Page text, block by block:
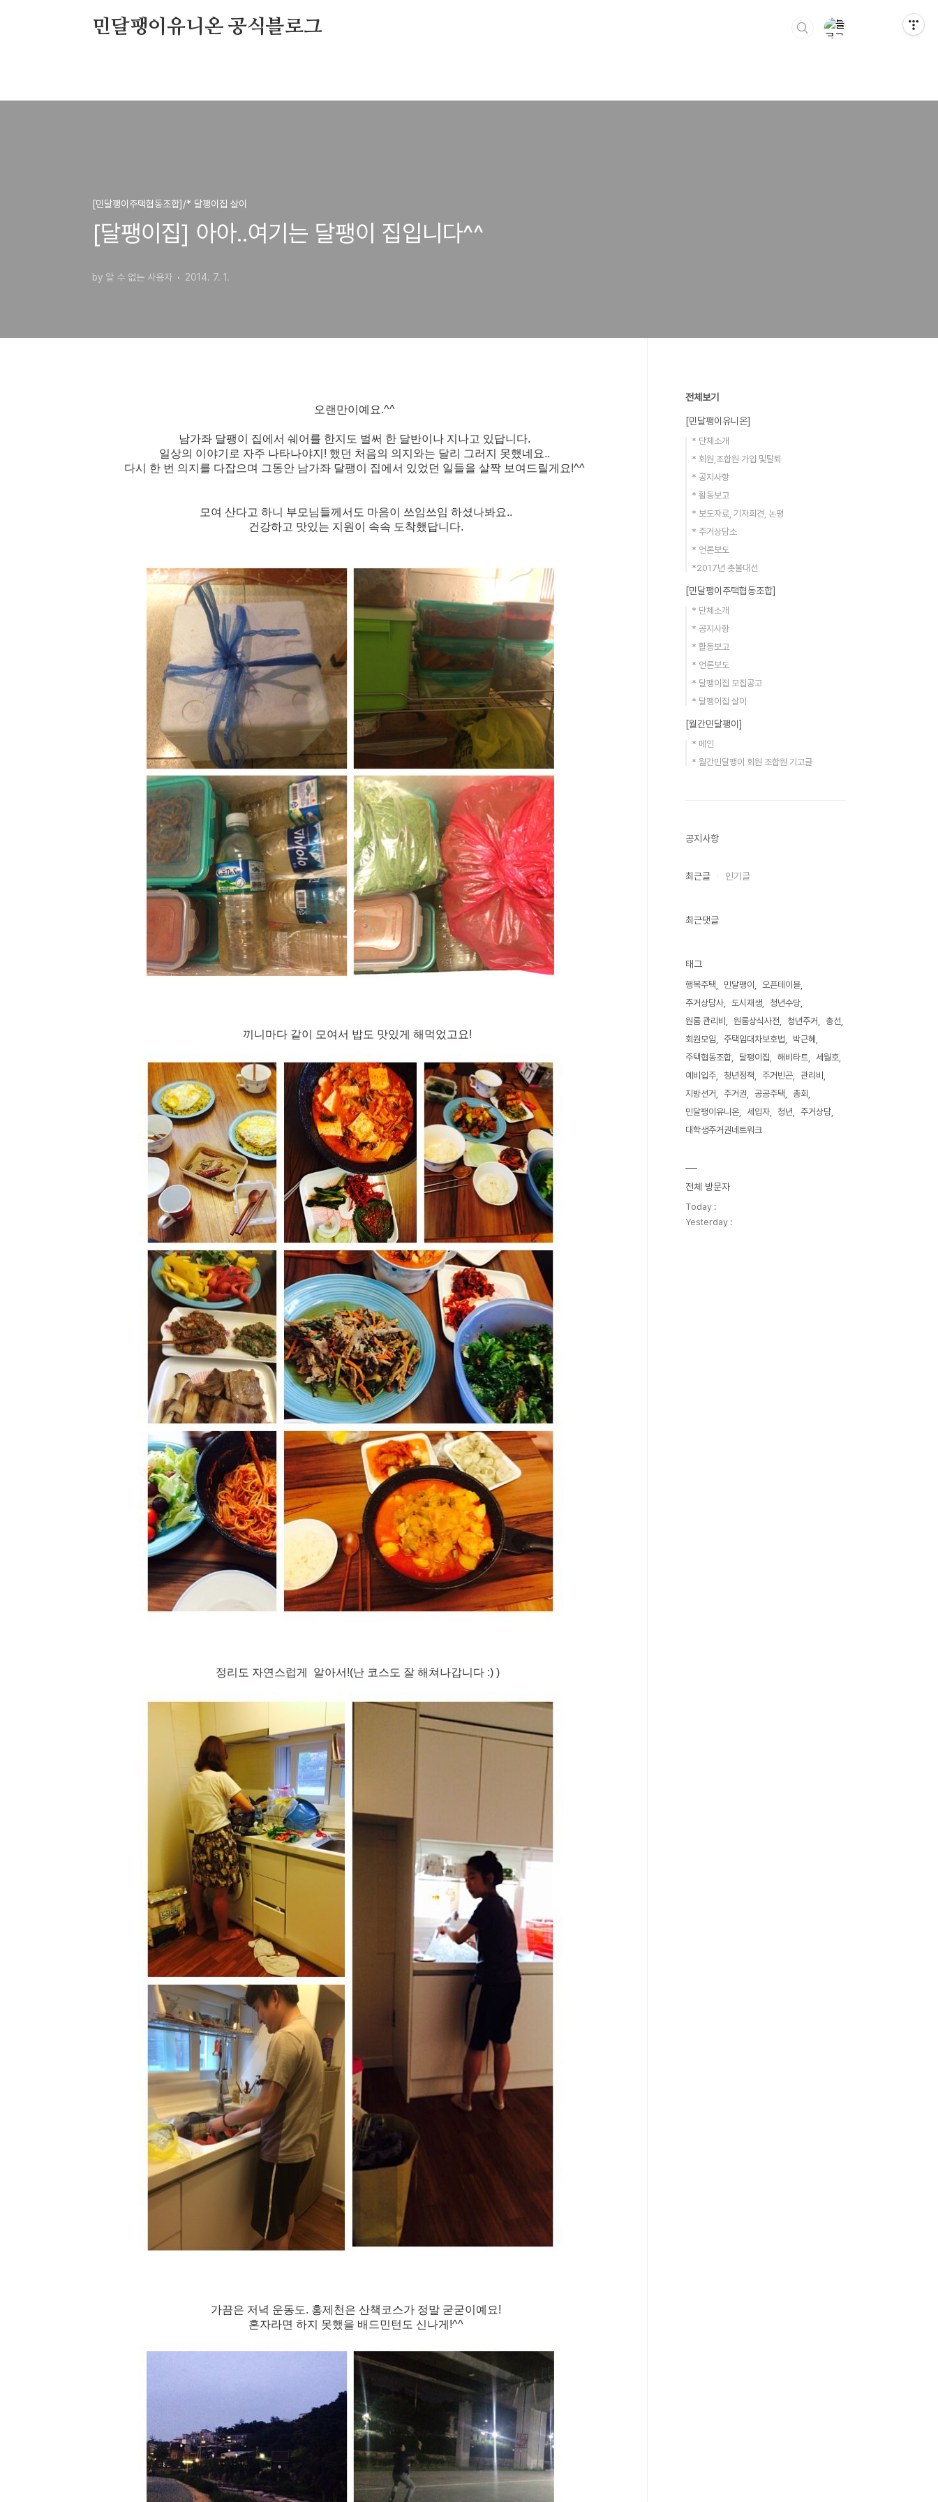
민달팽이유니온 공식블로그
[민달팽이주택협동조합]/* 달팽이집 살이
[달팽이집] 아아..여기는 달팽이 집입니다^^
by 알 수 없는 사용자 2014. 7. 1.
오랜만이예요.^^
남가좌 달팽이 집에서 쉐어를 한지도 벌써 한 달반이나 지나고 있답니다.
일상의 이야기로 자주 나타나야지! 했던 처음의 의지와는 달리 그러지 못했네요..
다시 한 번 의지를 다잡으며 그동안 남가좌 달팽이 집에서 있었던 일들을 살짝 보여드릴게요!^^
모여 산다고 하니 부모님들께서도 마음이 쓰임쓰임 하셨나봐요..
건강하고 맛있는 지원이 속속 도착했답니다.
끼니마다 같이 모여서 밥도 맛있게 해먹었고 요!
정리도 자연스럽게 알아서 !(난 코스도 잘 해쳐나갑니다 :) )
가끔은 저녁 운동도. 홍제천은 산책코스가 정말 굳굳이예요!
혼자라면 하지 못했을 배드민턴도 신나게!^^
전체보기
[민달팽이유니온]
* 단체소개
* 회원,조합원 가입 및탈퇴
* 공지사항
* 활동보고
* 보도자료, 기자회견, 논평
* 주거상담소
* 언론보도
*2017년 촛불대선
[민달팽이주택협동조합]
* 단체소개
* 공지사항
* 활동보고
* 언론보도
* 달팽이집 모집공고
* 달팽이집 살이
[월간민달팽이]
* 메인
* 월간민달팽이 회원 조합원 기고글
공지사항
최근글 인기글
최근댓글
태그
행복주택 민달팽이
오픈테이블
주거상담사
도시재생
청년수당
원룸 관리비
원룸상식사전 청년주거
총선
회원모임
주택임대차보호법
박근혜
주택협동조합
달팽이집 해비타트
세월호
예비입주
청년정책 주거빈곤
관리비
지방선거
주거권 공공주택
총회
민달팽이유니온
세입자 청년
주거상담
대학생주거권네트워크
전체 방문자
Today :
Yesterday :